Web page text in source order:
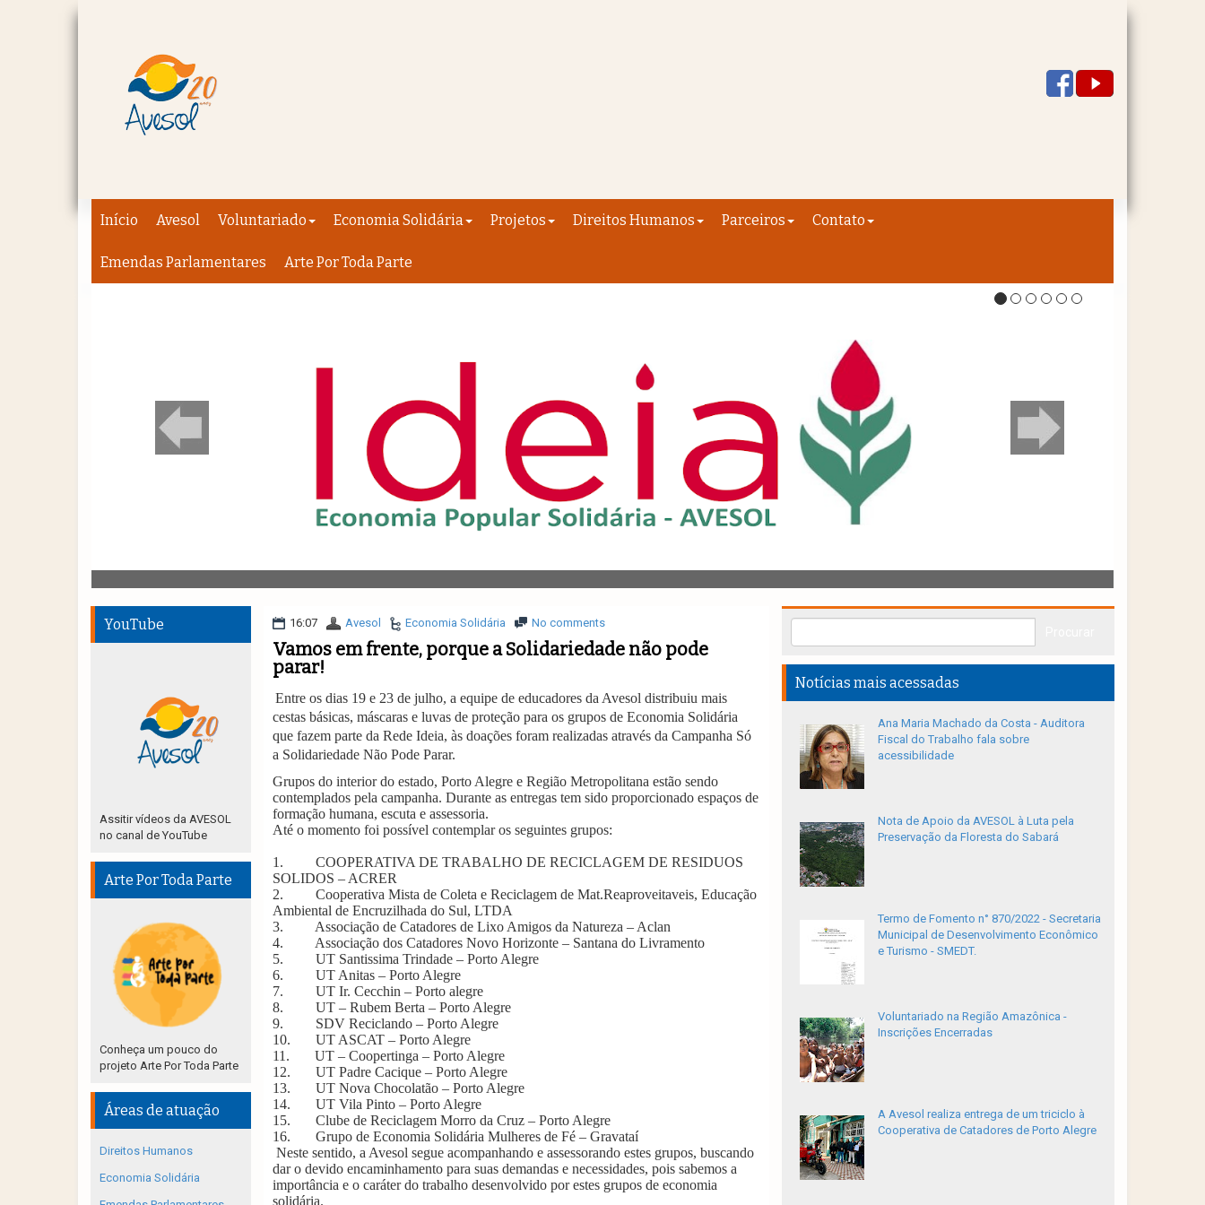
Início Avesol Voluntariado Economia Solidária Projetos Direitos Humanos Parceiros Contato
Emendas Parlamentares Arte Por Toda Parte
16:07 Avesol Economia Solidária No comments
Vamos em frente, porque a Solidariedade não pode
parar!
Entre os dias 19 e 23 de julho, a equipe de educadores da Avesol distribuiu mais
cestas básicas, máscaras e luvas de proteção para os grupos de Economia Solidária
que fazem parte da Rede Ideia, às doações foram realizadas através da Campanha Só
a Solidariedade Não Pode Parar.
Grupos do interior do estado, Porto Alegre e Região Metropolitana estão sendo
contemplados pela campanha. Durante as entregas tem sido proporcionado espaços de
formação humana, escuta e assessoria.
Até o momento foi possível contemplar os seguintes grupos:
1.
COOPERATIVA DE TRABALHO DE RECICLAGEM DE RESIDUOS
SOLIDOS – ACRER
2.
Cooperativa Mista de Coleta e Reciclagem de Mat.Reaproveitaveis, Educação
Ambiental de Encruzilhada do Sul, LTDA
3.
Associação de Catadores de Lixo Amigos da Natureza – Aclan
4.
Associação dos Catadores Novo Horizonte – Santana do Livramento
5.
UT Santissima Trindade – Porto Alegre
6.
UT Anitas – Porto Alegre
7.
UT Ir. Cecchin – Porto alegre
8.
UT – Rubem Berta – Porto Alegre
9.
SDV Reciclando – Porto Alegre
10.
UT ASCAT – Porto Alegre
11.
UT – Coopertinga – Porto Alegre
12.
UT Padre Cacique – Porto Alegre
13.
UT Nova Chocolatão – Porto Alegre
14.
UT Vila Pinto – Porto Alegre
15.
Clube de Reciclagem Morro da Cruz – Porto Alegre
16.
Grupo de Economia Solidária Mulheres de Fé – Gravataí
Neste sentido, a Avesol segue acompanhando e assessorando estes grupos, buscando
dar o devido encaminhamento para suas demandas e necessidades, pois sabemos a
importância e o caráter do trabalho desenvolvido por estes grupos de economia
solidária.
YouTube
Assitir vídeos da AVESOL
no canal de YouTube
Arte Por Toda Parte
Conheça um pouco do
projeto Arte Por Toda Parte
Áreas de atuação
Direitos Humanos
Economia Solidária
Notícias mais acessadas
Ana Maria Machado da Costa - Auditora
Fiscal do Trabalho fala sobre
acessibilidade
Nota de Apoio da AVESOL à Luta pela
Preservação da Floresta do Sabará
Termo de Fomento n° 870/2022 - Secretaria
Municipal de Desenvolvimento Econômico
e Turismo - SMEDT.
Voluntariado na Região Amazônica -
Inscrições Encerradas
A Avesol realiza entrega de um triciclo à
Cooperativa de Catadores de Porto Alegre